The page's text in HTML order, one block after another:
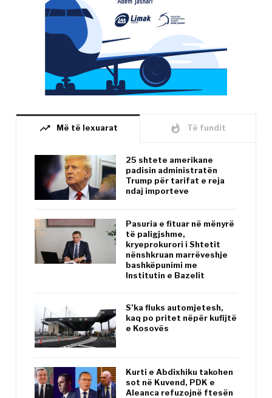
trending_up Më të lexuarat whatshot Të fundit
25 shtete amerikane
padisin administratën
Trump për tarifat e reja
ndaj importeve
Pasuria e fituar në mënyrë
të paligjshme,
kryeprokurori i Shtetit
nënshkruan marrëveshje
bashkëpunimi me
Institutin e Bazelit
S’ka fluks automjetesh,
kaq po pritet nëpër kufijtë
e Kosovës
Kurti e Abdixhiku takohen
sot në Kuvend, PDK e
Aleanca refuzojnë ftesën